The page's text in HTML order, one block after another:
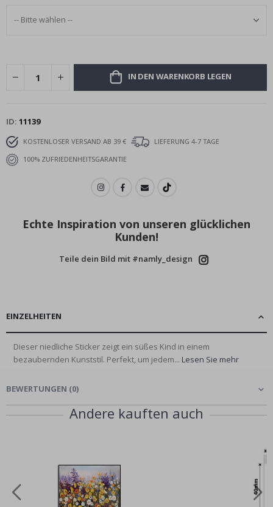
IN DEN WARENKORB LEGEN
ID 11139
KOSTENLOSER VERSAND AB 39 €
LIEFERUNG 4-7 TAGE
100% ZUFRIEDENHEITSGARANTIE
Echte Inspiration von unseren glücklichen
Kunden!
Teile dein Bild mit #namly_design
EINZELHEITEN
Dieser niedliche Sticker zeigt ein süßes Kind in einem
bezaubernden Kunststil. Perfekt, um jedem... Lesen Sie mehr
BEWERTUNGEN (0)
Andere kauften auch